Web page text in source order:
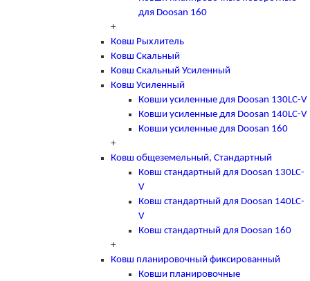
для Doosan 160
+
Ковш Рыхлитель
Ковш Скальный
Ковш Скальный Усиленный
Ковш Усиленный
Ковши усиленные для Doosan 130LC-V
Ковши усиленные для Doosan 140LC-V
Ковши усиленные для Doosan 160
+
Ковш общеземельный, Стандартный
Ковш стандартный для Doosan 130LC-
V
Ковш стандартный для Doosan 140LC-
V
Ковш стандартный для Doosan 160
+
Ковш планировочный фиксированный
Ковши планировочные